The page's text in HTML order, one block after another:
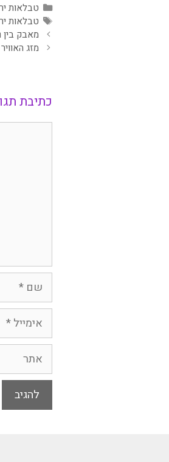
קטגוריות
טבלאות
תגיות
טבלאות
מאבק בין
מזג
כתיבת